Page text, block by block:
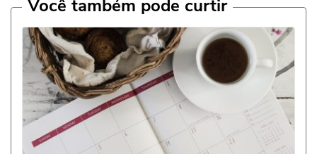
Você também pode curtir